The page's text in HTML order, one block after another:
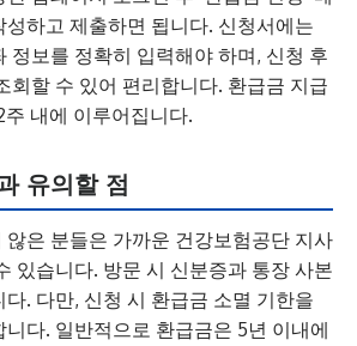
하고 제출하면 됩니다. 신청서에는
정보를 정확히 입력해야 하며, 신청 후
회할 수 있어 편리합니다. 환급금 지급
주 내에 이루어집니다.
유의할 점
않은 분들은 가까운 건강보험공단 지사
있습니다. 방문 시 신분증과 통장 사본
. 다만, 신청 시 환급금 소멸 기한을
다. 일반적으로 환급금은 5년 이내에